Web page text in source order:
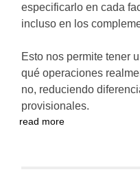
especificarlo en cada
incluso en los
Esto nos permite tener
qué operaciones
no, reduciendo
provisionales.
read more